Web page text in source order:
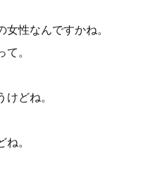
性なんですかね。
。
どね。
。